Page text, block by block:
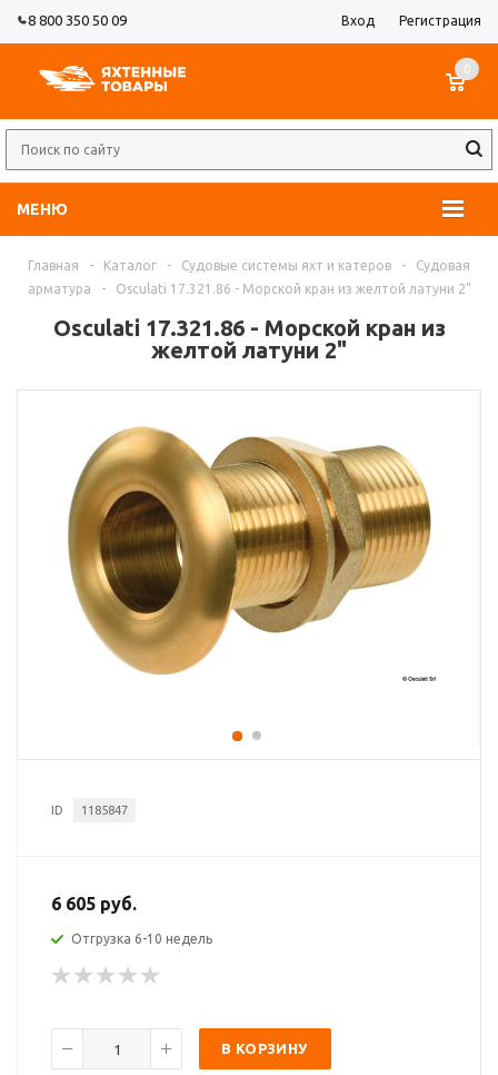
8 800 350 50 09 Вход Регистрация
МЕНЮ
0
Главная - Каталог - Судовые системы яхт и катеров -
Судовая
арматура
- Osculati 17.321.86 - Морской кран из желтой латуни 2"
Osculati 17.321.86 - Морской кран из
желтой латуни 2"
ID 1185847
6 605 руб.
Отгрузка 6-10 недель
В КОРЗИНУ